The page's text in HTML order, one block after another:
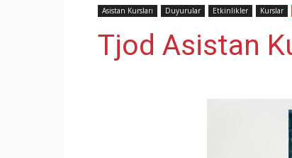
Asistan Kursları Duyurular Etkinlikler Kurslar
Tjod Asistan